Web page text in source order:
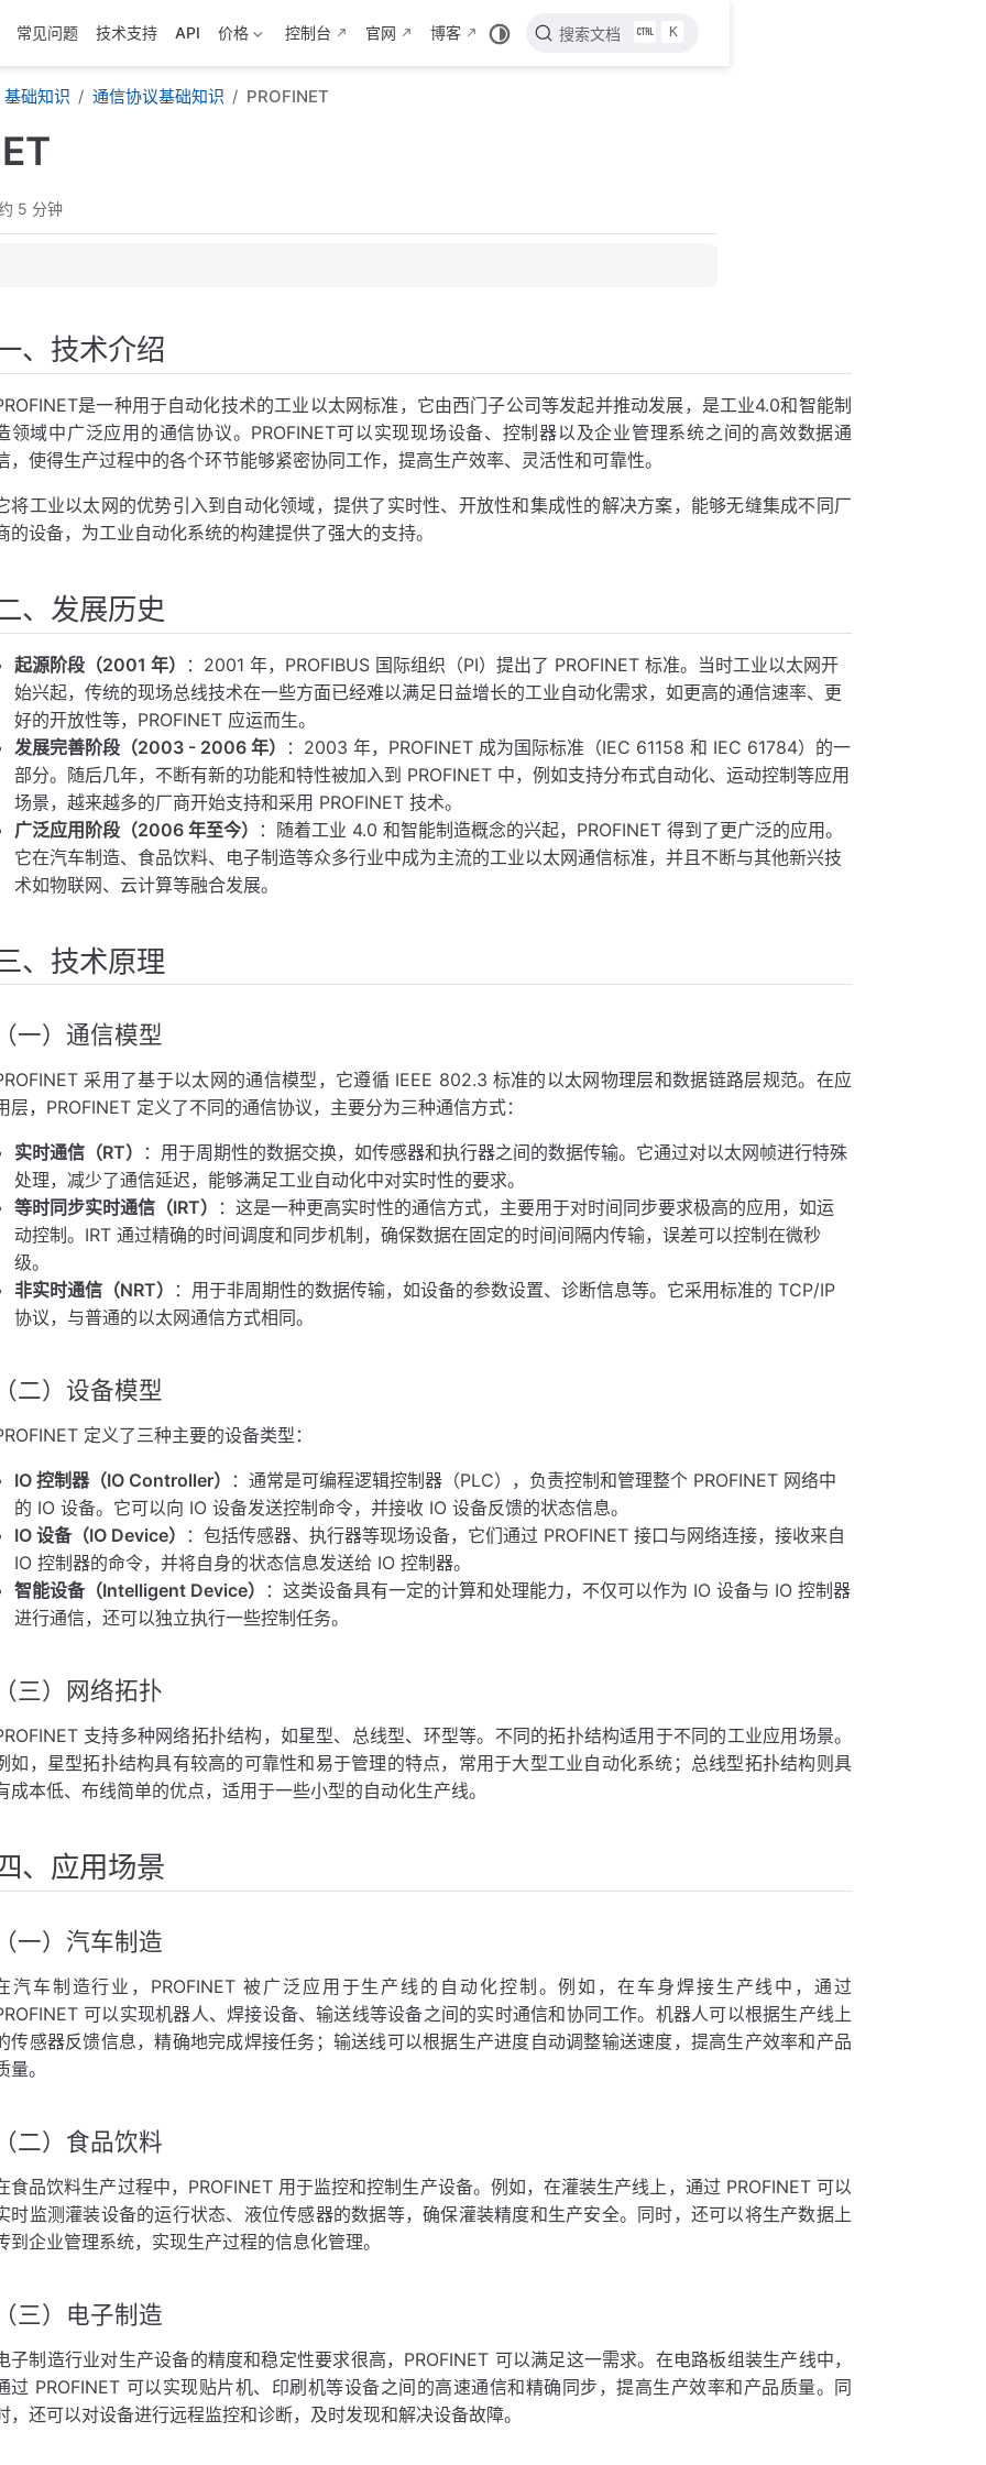
常见问题 技术支持 API 价格 控制台 官网 博客 搜索文档 K
基础知识 通信协议基础知识 PROFINET
5 分钟
、技术介绍
是一种用于自动化技术的工业以太网标准，它由西门子公司等发起并推动发展，是工业4.0和智能制
领域中广泛应用的通信协议。PROFINET可以实现现场设备、控制器以及企业管理系统之间的高效数据通
，使得生产过程中的各个环节能够紧密协同工作，提高生产效率、灵活性和可靠性。
将工业以太网的优势引入到自动化领域，提供了实时性、开放性和集成性的解决方案，能够无缝集成不同厂
的设备，为工业自动化系统的构建提供了强大的支持。
、发展历史
起源阶段（2001 年）
：2001 年，PROFIBUS 国际组织（PI）提出了 PROFINET 标准。当时工业以太网开
始兴起，传统的现场总线技术在一些方面已经难以满足日益增长的工业自动化需求，如更高的通信速率、更
好的开放性等，PROFINET 应运而生。
发展完善阶段（2003 - 2006 年）
：2003 年，PROFINET 成为国际标准（IEC 61158 和 IEC 61784）的一
部分。随后几年，不断有新的功能和特性被加入到 PROFINET 中，例如支持分布式自动化、运动控制等应用
场景，越来越多的厂商开始支持和采用 PROFINET 技术。
广泛应用阶段（2006 年至今）
：随着工业 4.0 和智能制造概念的兴起，PROFINET 得到了更广泛的应用。
它在汽车制造、食品饮料、电子制造等众多行业中成为主流的工业以太网通信标准，并且不断与其他新兴技
术如物联网、云计算等融合发展。
、技术原理
（一）通信模型
采用了基于以太网的通信模型，它遵循 IEEE 802.3 标准的以太网物理层和数据链路层规范。在应
层，PROFINET 定义了不同的通信协议，主要分为三种通信方式：
实时通信（RT）
：用于周期性的数据交换，如传感器和执行器之间的数据传输。它通过对以太网帧进行特殊
处理，减少了通信延迟，能够满足工业自动化中对实时性的要求。
等时同步实时通信（IRT）
：这是一种更高实时性的通信方式，主要用于对时间同步要求极高的应用，如运
动控制。IRT 通过精确的时间调度和同步机制，确保数据在固定的时间间隔内传输，误差可以控制在微秒
级。
非实时通信（NRT）
：用于非周期性的数据传输，如设备的参数设置、诊断信息等。它采用标准的 TCP/IP
协议，与普通的以太网通信方式相同。
（二）设备模型
定义了三种主要的设备类型：
IO 控制器（IO Controller）
：通常是可编程逻辑控制器（PLC），负责控制和管理整个 PROFINET 网络中
的 IO 设备。它可以向 IO 设备发送控制命令，并接收 IO 设备反馈的状态信息。
IO 设备（IO Device）
：包括传感器、执行器等现场设备，它们通过 PROFINET 接口与网络连接，接收来自
IO 控制器的命令，并将自身的状态信息发送给 IO 控制器。
智能设备（Intelligent Device）
：这类设备具有一定的计算和处理能力，不仅可以作为 IO 设备与 IO 控制器
进行通信，还可以独立执行一些控制任务。
（三）网络拓扑
支持多种网络拓扑结构，如星型、总线型、环型等。不同的拓扑结构适用于不同的工业应用场景。
如，星型拓扑结构具有较高的可靠性和易于管理的特点，常用于大型工业自动化系统；总线型拓扑结构则具
成本低、布线简单的优点，适用于一些小型的自动化生产线。
、应用场景
（一）汽车制造
汽车制造行业，PROFINET 被广泛应用于生产线的自动化控制。例如，在车身焊接生产线中，通过
可以实现机器人、焊接设备、输送线等设备之间的实时通信和协同工作。机器人可以根据生产线上
传感器反馈信息，精确地完成焊接任务；输送线可以根据生产进度自动调整输送速度，提高生产效率和产品
量。
（二）食品饮料
食品饮料生产过程中，PROFINET 用于监控和控制生产设备。例如，在灌装生产线上，通过 PROFINET 可以
时监测灌装设备的运行状态、液位传感器的数据等，确保灌装精度和生产安全。同时，还可以将生产数据上
到企业管理系统，实现生产过程的信息化管理。
（三）电子制造
子制造行业对生产设备的精度和稳定性要求很高，PROFINET 可以满足这一需求。在电路板组装生产线中，
过 PROFINET 可以实现贴片机、印刷机等设备之间的高速通信和精确同步，提高生产效率和产品质量。同
，还可以对设备进行远程监控和诊断，及时发现和解决设备故障。